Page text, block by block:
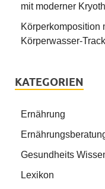
mit moderner
Körperkomposition
Körperwasser-
KATEGORIEN
Ernährung
Gesundheits
Lexikon